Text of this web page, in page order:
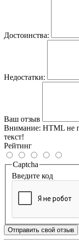
Достоинства:
Недостатки:
Ваш отзыв
Внимание: HTML не
текст!
Рейтинг
Captcha
Введите код
Отправить свой отзыв